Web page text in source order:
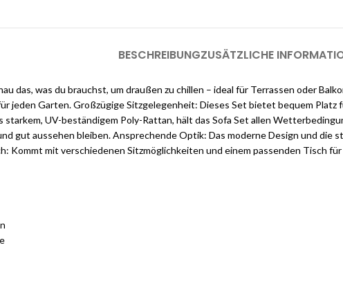
BESCHREIBUNGZUSÄTZLICHE
das, was du brauchst, um draußen zu chillen – ideal für Terrassen oder
jeden Garten. Großzügige Sitzgelegenheit: Dieses Set bietet bequem
UV-beständigem Poly-Rattan, hält das Sofa Set allen
gut aussehen bleiben. Ansprechende Optik: Das moderne Design und die
Kommt mit verschiedenen Sitzmöglichkeiten und einem passenden Tisch für